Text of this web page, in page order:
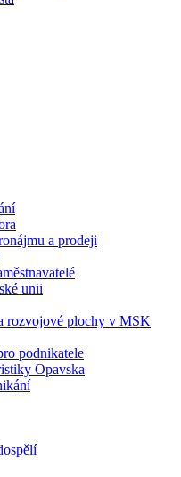
a prodeji
unii
rozvojové plochy v MSK
podnikatele
Opavska